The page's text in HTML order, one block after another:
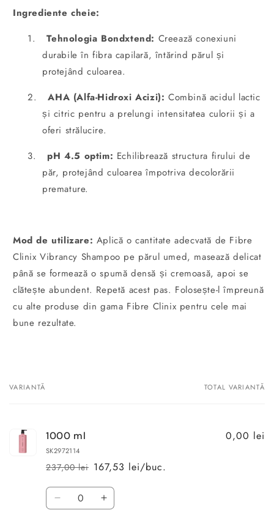
Ingrediente cheie:
1.
Tehnologia Bondxtend: Creează conexiuni
durabile în fibra capilară, întărind părul și
protejând culoarea.
2.
AHA (Alfa-Hidroxi Acizi): Combină acidul lactic
și citric pentru a prelungi intensitatea culorii și a
oferi strălucire.
3.
pH 4.5 optim: Echilibrează structura firului de
păr, protejând culoarea împotriva decolorării
premature.
Mod de utilizare: Aplică o cantitate adecvată de Fibre
Clinix Vibrancy Shampoo pe părul umed, masează delicat
până se formează o spumă densă și cremoasă, apoi se
clătește abundent. Repetă acest pas. Folosește-l împreună
cu alte produse din gama Fibre Clinix pentru cele mai
bune rezultate.
Coșul
VARIANTĂ TOTAL VARIANTĂ
1000 ml
SK2972114
Preț
obișnuit
237,00 lei
Preț
redus
167,53 lei/buc.
0,00 lei
Cantitate
Reduceți
Creșteți